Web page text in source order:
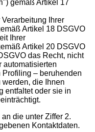
gemäß Artikel 17
Ihrer
Artikel 18 DSGVO
Ihrer
Artikel 20 DSGVO
das Recht, nicht
automatisierten
– beruhenden
die Ihnen
entfaltet oder sie in
die unter Ziffer 2.
Kontaktdaten.